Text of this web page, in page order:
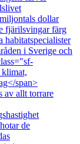
dollar
fjärilsvingar färg
habitatspecialister
i Sverige och
klimat,
span>
av allt torrare
de